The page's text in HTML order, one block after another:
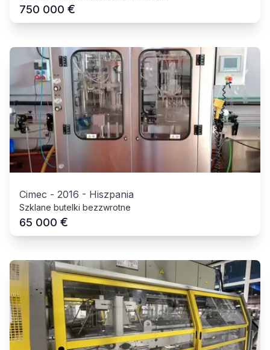
750 000 €
Cimec - 2016 - Hiszpania
Szklane butelki bezzwrotne
65 000 €